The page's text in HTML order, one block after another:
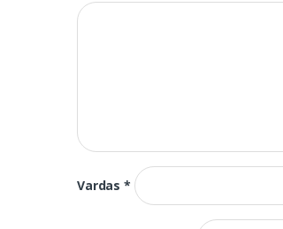
Vardas*